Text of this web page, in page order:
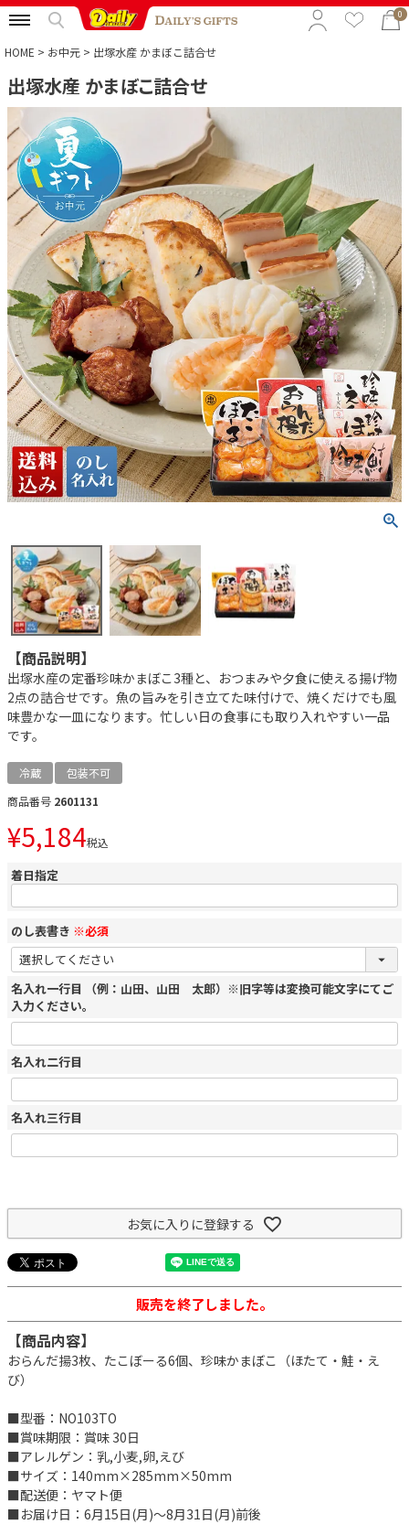
0
特集から選ぶ
予算から選ぶ
カテゴリから選ぶ
贈る相手から選ぶ
HOME お中元 出塚水産 かまぼこ詰合せ
出塚水産 かまぼこ詰合せ
【商品説明】
出塚水産の定番珍味かまぼこ3種と、おつまみや夕食に使える揚げ物
2点の詰合せです。魚の旨みを引き立てた味付けで、焼くだけでも風
味豊かな一皿になります。忙しい日の食事にも取り入れやすい一品
です。
冷蔵
包装不可
商品番号 2601131
¥5,184税込
着日指定
のし表書き ※必須
名入れ一行目 （例：山田、山田 太郎）※旧字等は変換可能文字にてご
入力ください。
名入れ二行目
名入れ三行目
お気に入りに登録する
販売を終了しました。
【商品内容】
おらんだ揚3枚、たこぼーる6個、珍味かまぼこ（ほたて・鮭・え
び）
■型番：NO103TO
■賞味期限：賞味 30日
■アレルゲン：乳,小麦,卵,えび
■サイズ：140mm×285mm×50mm
■配送便：ヤマト便
■お届け日：6月15日(月)～8月31日(月)前後